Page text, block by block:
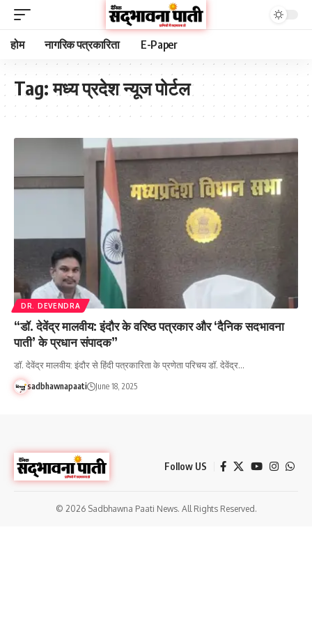
होम नागरिक पत्रकारिता E-Paper
Tag:मध्य प्रदेश न्यूज पोर्टल
DR. DEVENDRA
“डॉ. देवेंद्र मालवीय: इंदौर के वरिष्ठ पत्रकार और ‘दैनिक सदभावना
पाती’ के प्रधान संपादक”
डॉ. देवेंद्र मालवीय: इंदौर से हिंदी पत्रकारिता के प्रणेता परिचय डॉ. देवेंद्र…
sadbhawnapaati June 18, 2025
Follow US
© 2026 Sadbhawna Paati News. All Rights Reserved.